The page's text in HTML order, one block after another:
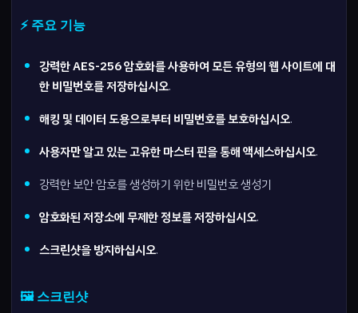
⚡ 주요 기능
강력한 AES-256 암호화를 사용하여 모든 유형의 웹 사이트에 대
한 비밀번호를 저장하십시오.
해킹 및 데이터 도용으로부터 비밀번호를 보호하십시오.
사용자만 알고 있는 고유한 마스터 핀을 통해 액세스하십시오.
강력한 보안 암호를 생성하기 위한 비밀번호 생성기
암호화된 저장소에 무제한 정보를 저장하십시오.
스크린샷을 방지하십시오.
🖼️ 스크린샷